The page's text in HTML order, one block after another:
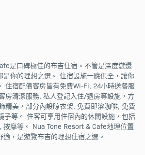
是口碑極佳的布吉住宿。不管是深度遊還
是你的理想之選。 住宿設施一應俱全，讓你
住宿配備客房皆有免費Wi-Fi, 24小時送餐服
房清潔服務, 私人登記入住/退房等設施，方
精美，部分內設晾衣架, 免費即溶咖啡, 免費
子等。 住客可享用住宿內的休閒設施，包括
按摩等。 Nua Tone Resort & Cafe地理位置
，是遊覽布吉的理想住宿之選。